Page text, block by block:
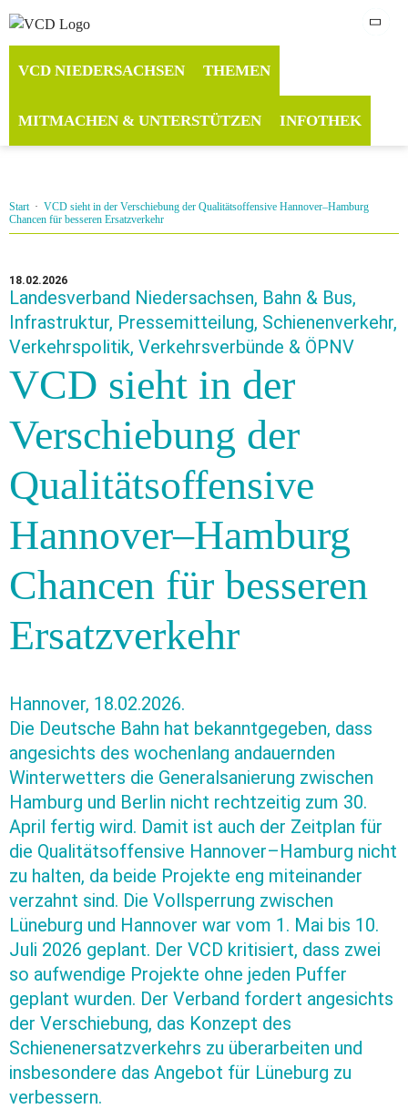
VCD NIEDERSACHSEN THEMEN
MITMACHEN & UNTERSTÜTZEN INFOTHEK
Start· VCD sieht in der Verschiebung der Qualitätsoffensive Hannover–Hamburg
Chancen für besseren Ersatzverkehr
18.02.2026
Landesverband Niedersachsen, Bahn & Bus,
Infrastruktur, Pressemitteilung, Schienenverkehr,
Verkehrspolitik, Verkehrsverbünde & ÖPNV
VCD sieht in der
Verschiebung der
Qualitätsoffensive
Hannover–Hamburg
Chancen für besseren
Ersatzverkehr
Hannover, 18.02.2026.
Die Deutsche Bahn hat bekanntgegeben, dass
angesichts des wochenlang andauernden
Winterwetters die Generalsanierung zwischen
Hamburg und Berlin nicht rechtzeitig zum 30.
April fertig wird. Damit ist auch der Zeitplan für
die Qualitätsoffensive Hannover–Hamburg nicht
zu halten, da beide Projekte eng miteinander
verzahnt sind. Die Vollsperrung zwischen
Lüneburg und Hannover war vom 1. Mai bis 10.
Juli 2026 geplant. Der VCD kritisiert, dass zwei
so aufwendige Projekte ohne jeden Puffer
geplant wurden. Der Verband fordert angesichts
der Verschiebung, das Konzept des
Schienenersatzverkehrs zu überarbeiten und
insbesondere das Angebot für Lüneburg zu
verbessern.